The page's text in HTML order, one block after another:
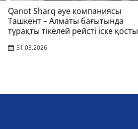
Qanot Sharq әуе компаниясы
Ташкент – Алматы бағытында
тұрақты тікелей рейсті іске қосты
31.03.2026